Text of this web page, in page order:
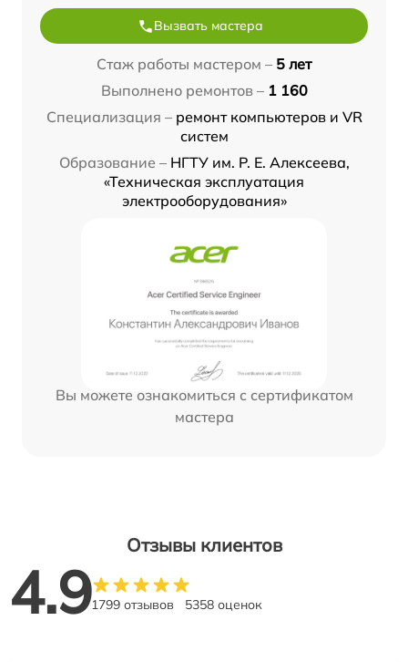
Вызвать мастера
Стаж работы мастером – 5 лет
Выполнено ремонтов – 1 160
Специализация – ремонт компьютеров и VR
систем
Образование – НГТУ им. Р. Е. Алексеева,
«Техническая эксплуатация
электрооборудования»
Вы можете ознакомиться с сертификатом
мастера
Отзывы клиентов
4.91799 отзывов 5358 оценок